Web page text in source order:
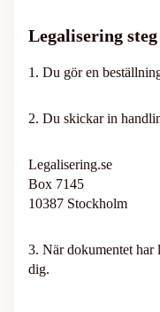
Legalisering
1. Du gör en
2. Du skickar in
Legalisering.se
Box 7145
10387 Stockholm
3. När dokumentet har
dig.